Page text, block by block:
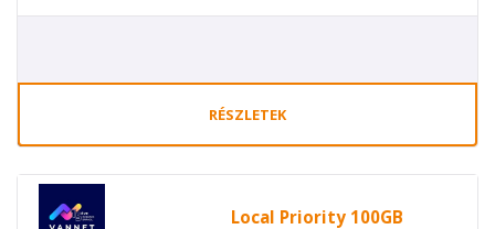
RÉSZLETEK
Local Priority 100GB